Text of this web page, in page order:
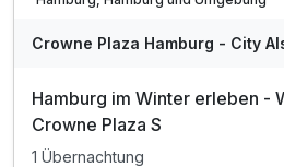
Zusatznächte
WAR
202
Crowne Plaza Hamburg - City
Hamburg im Winter erleben -
Crowne Plaza S
1 Übernachtung